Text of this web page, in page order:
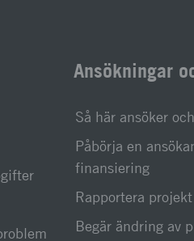
Ansökningar
Så här ansöker
Påbörja en
finansiering
Rapportera projekt
Begär ändring av